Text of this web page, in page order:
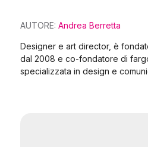
AUTORE: Andrea Berretta
Designer e art director, è
dal 2008 e co-fondatore di
specializzata in design e